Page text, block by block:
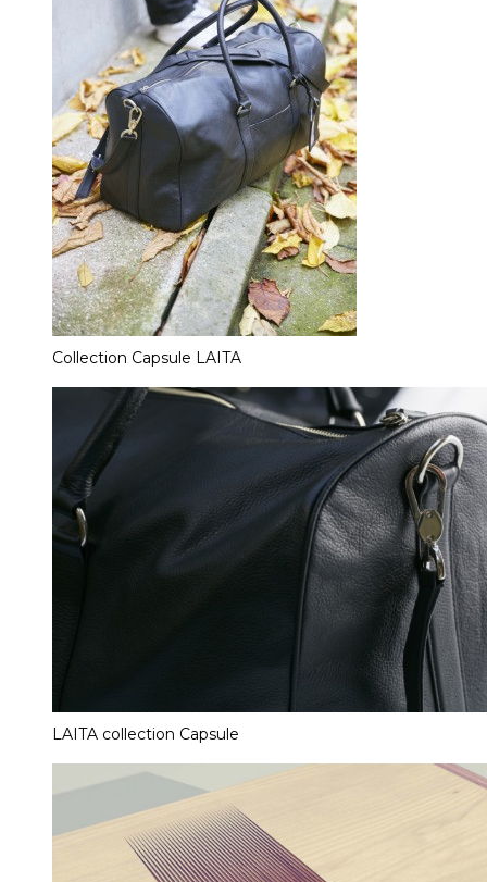
Collection Capsule LAITA
LAITA collection Capsule